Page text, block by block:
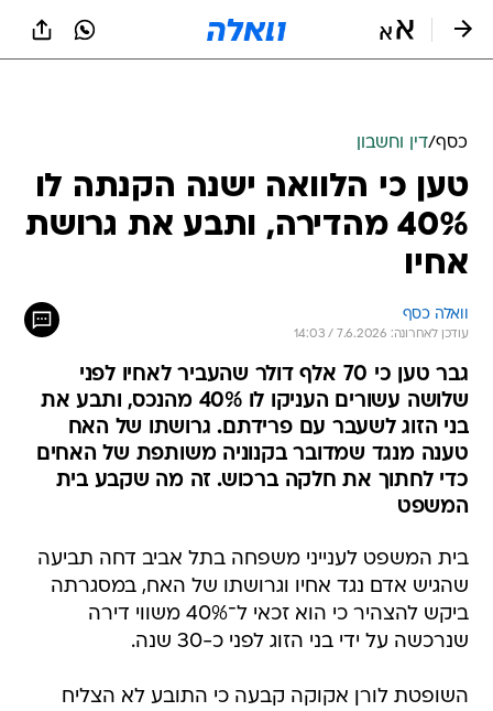
כסף/דין וחשבון
טען כי הלוואה ישנה הקנתה לו
40% מהדירה, ותבע את גרושת
אחיו
וואלה כסף
עודכן לאחרונה: 7.6.2026 / 14:03
גבר טען כי 70 אלף דולר שהעביר לאחיו לפני
שלושה עשורים העניקו לו 40% מהנכס, ותבע את
בני הזוג לשעבר עם פרידתם. גרושתו של האח
טענה מנגד שמדובר בקנוניה משותפת של האחים
כדי לחתוך את חלקה ברכוש. זה מה שקבע בית
המשפט
בית המשפט לענייני משפחה בתל אביב דחה תביעה
שהגיש אדם נגד אחיו וגרושתו של האח, במסגרתה
ביקש להצהיר כי הוא זכאי ל־40% משווי דירה
שנרכשה על ידי בני הזוג לפני כ-30 שנה.
השופטת לורן אקוקה קבעה כי התובע לא הצליח